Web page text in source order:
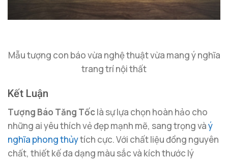
Mẫu tượng con báo vừa nghệ thuật vừa mang ý nghĩa
trang trí nội thất
Kết Luận
Tượng Báo Tăng Tốclà sự lựa chọn hoàn hảo cho
những ai yêu thích vẻ đẹp mạnh mẽ, sang trọng vàý
nghĩa phong thủytích cực. Với chất liệu đồng nguyên
chất, thiết kế đa dạng màu sắc và kích thước lý